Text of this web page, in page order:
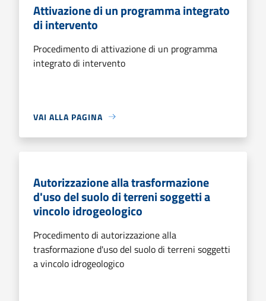
Attivazione di un programma integrato
di intervento
Procedimento di attivazione di un programma
integrato di intervento
VAI ALLA PAGINA
Autorizzazione alla trasformazione
d'uso del suolo di terreni soggetti a
vincolo idrogeologico
Procedimento di autorizzazione alla
trasformazione d'uso del suolo di terreni soggetti
a vincolo idrogeologico